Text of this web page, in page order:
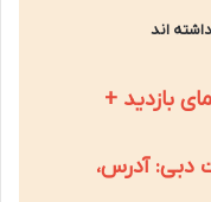
اند
بازدید +
دبی: آدرس،